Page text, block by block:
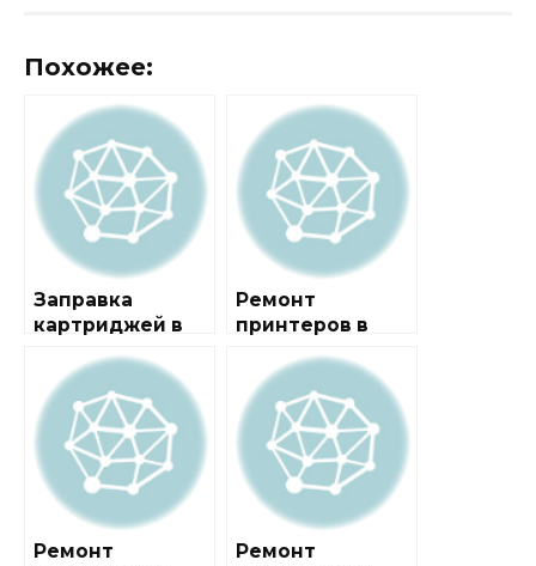
Похожее:
Заправка
картриджей в
Можайский
Ремонт
принтеров в
Бирюлево
Восточное
Ремонт
Ремонт